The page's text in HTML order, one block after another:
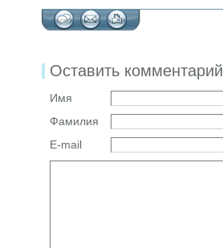
Оставить комментарий
Имя
Фамилия
E-mail